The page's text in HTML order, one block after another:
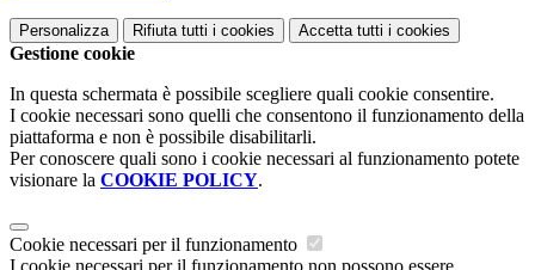
Personalizza Rifiuta tutti i cookies Accetta tutti i cookies
Gestione cookie
In questa schermata è possibile scegliere quali cookie consentire.
I cookie necessari sono quelli che consentono il funzionamento della
piattaforma e non è possibile disabilitarli.
Per conoscere quali sono i cookie necessari al funzionamento potete
visionare la COOKIE POLICY.
Cookie necessari per il funzionamento